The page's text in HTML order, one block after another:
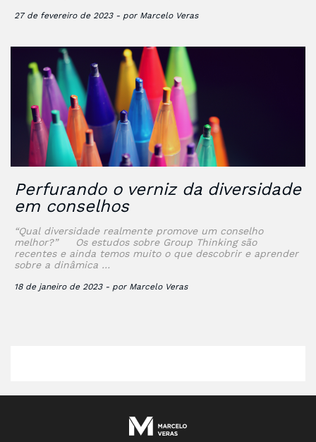
27 de fevereiro de 2023 - por Marcelo Veras
Perfurando o verniz da diversidade
em conselhos
“Qual diversidade realmente promove um conselho
melhor?” Os estudos sobre Group Thinking são
recentes e ainda temos muito o que descobrir e aprender
sobre a dinâmica …
18 de janeiro de 2023 - por Marcelo Veras